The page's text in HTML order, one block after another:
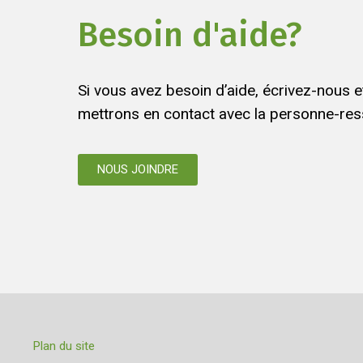
Besoin d'aide?
Si vous avez besoin d’aide, écrivez-nous
mettrons en contact avec la personne-
NOUS JOINDRE
Plan du site